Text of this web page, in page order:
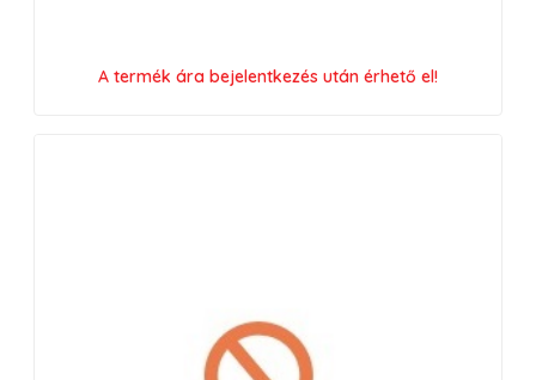
A termék ára bejelentkezés után érhető el!